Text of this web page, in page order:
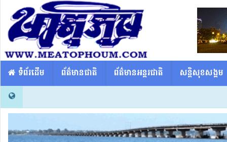
​​ ទំព័រដើម ព័ត៌មានជាតិ ព័ត៌មានអន្តរជាតិ សន្តិសុខសង្គម